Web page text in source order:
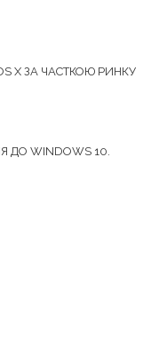
X ЗА ЧАСТКОЮ РИНКУ
ДО WINDOWS 10.